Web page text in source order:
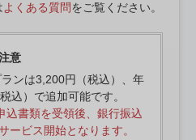
よくある質問をご覧ください。
意
ンは3,200円（税込）、年
込）で追加可能です。
込書類を受領後、銀行振込
ービス開始となります。